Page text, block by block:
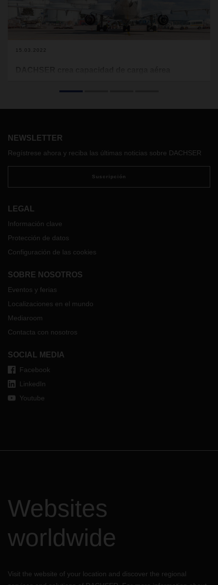
15.03.2022
espacio aéreo están afectando también a las operaciones
contexto, DACHSER Air & Sea Logistics ofrece a sus clientes
adicional en la ruta Frankfurt - Shanghái durante las
próximas tres semanas.
NEWSLETTER
Regístrese ahora y reciba las últimas noticias sobre DACHSER
Suscripción
LEGAL
Información clave
Protección de datos
Configuración de las cookies
SOBRE NOSOTROS
Eventos y ferias
Localizaciones en el mundo
Mediaroom
Contacta con nosotros
SOCIAL MEDIA
Facebook
LinkedIn
Youtube
Websites
worldwide
Visit the website of your location and discover the regional